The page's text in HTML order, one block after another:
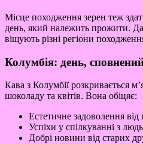
Місце походження зерен теж
день, який належить прожити.
віщують різні регіони
Колумбія: день,
Кава з Колумбії розкривається
шоколаду та квітів. Вона обіцяє:
Естетичне задоволення
Успіхи у спілкуванні з
Добрі новини від старих